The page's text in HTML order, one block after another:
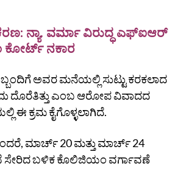
ನ್ಯಾ. ವರ್ಮಾ ವಿರುದ್ಧ ಎಫ್ಐಆರ್
ಕೋರ್ಟ್ ನಕಾರ
ಅವರ ಮನೆಯಲ್ಲಿ ಸುಟ್ಟು ಕರಕಲಾದ
ದೊರೆತಿತ್ತು ಎಂಬ ಆರೋಪ ವಿವಾದದ
ಈ ಕ್ರಮ ಕೈಗೊಳ್ಳಲಾಗಿದೆ.
ಮಾರ್ಚ್ 20 ಮತ್ತು ಮಾರ್ಚ್‌ 24
ಸೇರಿದ ಬಳಿಕ ಕೊಲಿಜಿಯಂ ವರ್ಗಾವಣೆ